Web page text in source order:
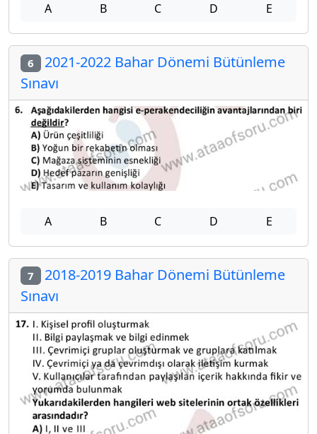
A B C D E
6 2021-2022 Bahar Dönemi Bütünleme
Sınavı
A B C D E
7 2018-2019 Bahar Dönemi Bütünleme
Sınavı